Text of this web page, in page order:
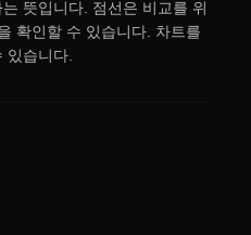
뜻입니다. 점선은 비교를 위
확인할 수 있습니다. 차트를
있습니다.